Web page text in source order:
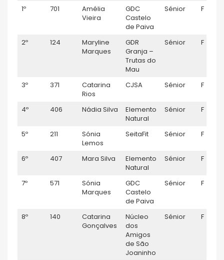
1º
701
Amélia
Vieira
GDC
Castelo
de Paiva
Sénior F
2º 124
Maryline
Marques
GDR
Granja –
Trutas do
Mau
Sénior F
3º 371
Catarina
Rios
CJSA Sénior F
4º 406 Nádia Silva
Elemento
Natural
Sénior F
5º 211
Sónia
Lemos
SeitaFit Sénior F
6º 407 Mara Silva
Elemento
Natural
Sénior F
7º 571
Sónia
Marques
GDC
Castelo
de Paiva
Sénior F
8º 140
Catarina
Gonçalves
Núcleo
dos
Amigos
de São
Joaninho
Sénior F